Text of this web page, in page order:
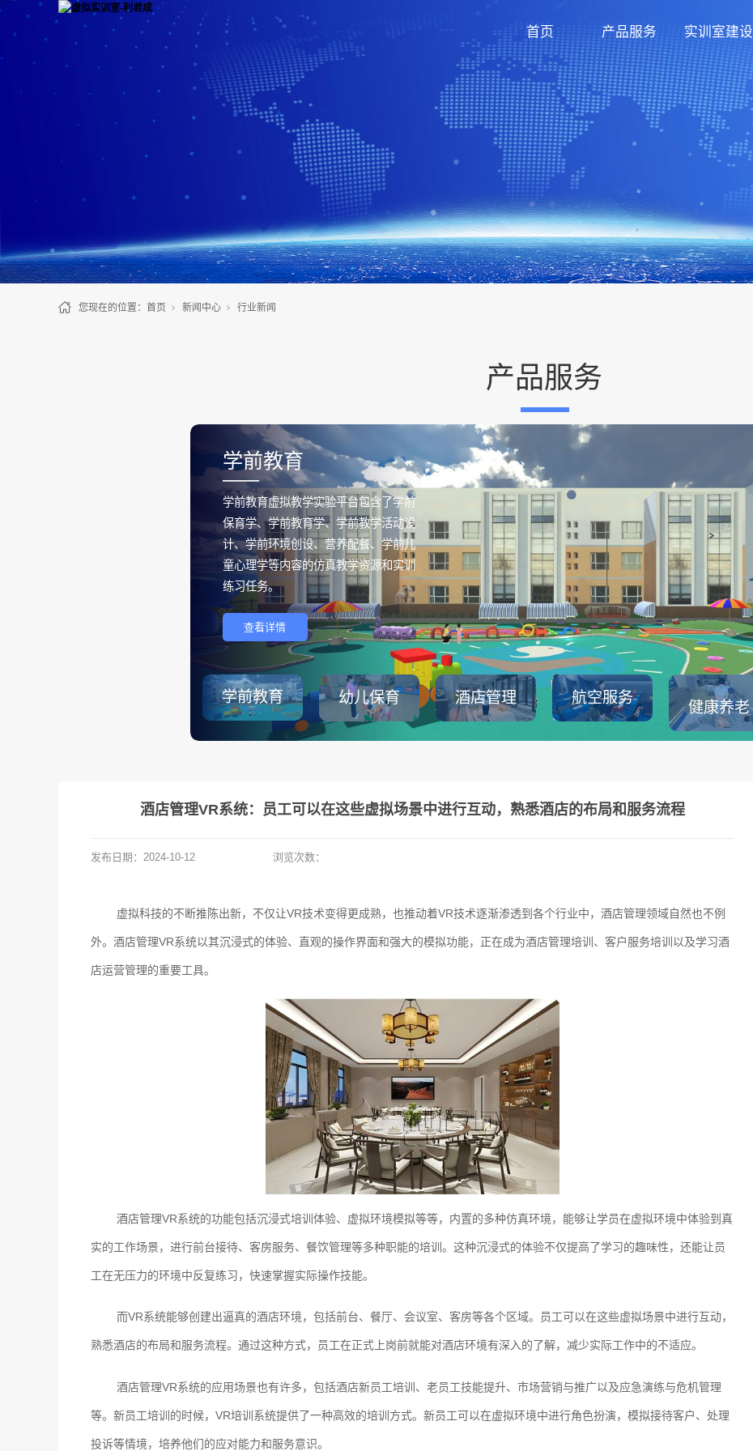
首页 产品服务 实训室建设
您现在的位置： 首页 新闻中心 行业新闻
产品服务
学前教育
——
学前教育虚拟教学实验平台包含了学前
保育学、学前教育学、学前教学活动设
计、学前环境创设、营养配餐、学前儿
童心理学等内容的仿真教学资源和实训
练习任务。
查看详情
学前教育 幼儿保育 酒店管理 航空服务
健康养老
酒店管理VR系统：员工可以在这些虚拟场景中进行互动，熟悉酒店的布局和服务流程
发布日期： 2024-10-12 浏览次数：
虚拟科技的不断推陈出新，不仅让VR技术变得更成熟，也推动着VR技术逐渐渗透到各个行业中，酒店管理领域自然也不例
外。酒店管理VR系统以其沉浸式的体验、直观的操作界面和强大的模拟功能，正在成为酒店管理培训、客户服务培训以及学习酒
店运营管理的重要工具。
酒店管理VR系统的功能包括沉浸式培训体验、虚拟环境模拟等等，内置的多种仿真环境，能够让学员在虚拟环境中体验到真
实的工作场景，进行前台接待、客房服务、餐饮管理等多种职能的培训。这种沉浸式的体验不仅提高了学习的趣味性，还能让员
工在无压力的环境中反复练习，快速掌握实际操作技能。
而VR系统能够创建出逼真的酒店环境，包括前台、餐厅、会议室、客房等各个区域。员工可以在这些虚拟场景中进行互动，
熟悉酒店的布局和服务流程。通过这种方式，员工在正式上岗前就能对酒店环境有深入的了解，减少实际工作中的不适应。
酒店管理VR系统的应用场景也有许多，包括酒店新员工培训、老员工技能提升、市场营销与推广以及应急演练与危机管理
等。新员工培训的时候，VR培训系统提供了一种高效的培训方式。新员工可以在虚拟环境中进行角色扮演，模拟接待客户、处理
投诉等情境，培养他们的应对能力和服务意识。